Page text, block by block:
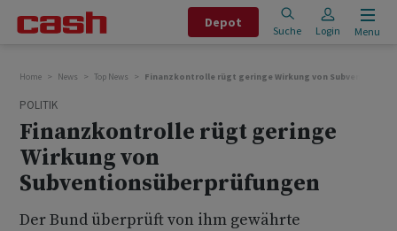
Depot
Suche Login Menu
Home News Top News Finanzkontrolle rügt geringe Wirkung von
POLITIK
Finanzkontrolle rügt geringe
Wirkung von
Subventionsüberprüfungen
Der Bund überprüft von ihm gewährte